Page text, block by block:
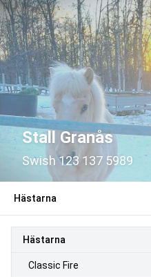
Stall Granås
Swish 123 137 5989
Hästarna
Hästarna
Classic Fire